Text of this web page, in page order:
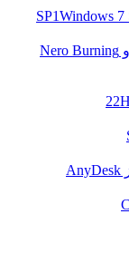
Windows 7
Nero Burning
AnyDesk